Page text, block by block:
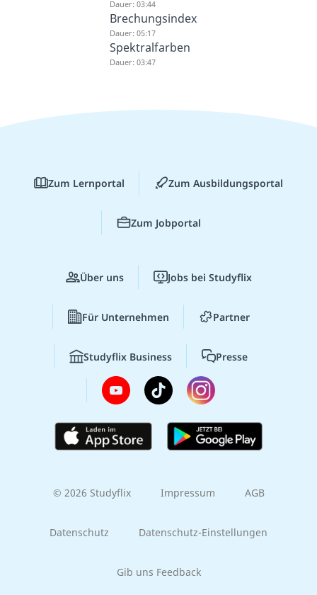
Dauer: 03:44
Brechungsindex
Dauer: 05:17
Spektralfarben
Dauer: 03:47
Zum Lernportal Zum Ausbildungsportal
Zum Jobportal
Über uns Jobs bei Studyflix
Für Unternehmen Partner
Studyflix Business Presse
© 2026 Studyflix Impressum AGB
Datenschutz Datenschutz-Einstellungen
Gib uns Feedback